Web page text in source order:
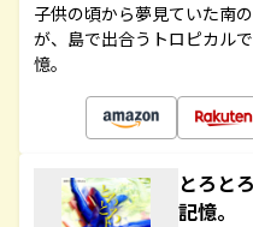
子供の頃から夢見ていた南
が、島で出合うトロピカル
憶。
とろと
記憶。